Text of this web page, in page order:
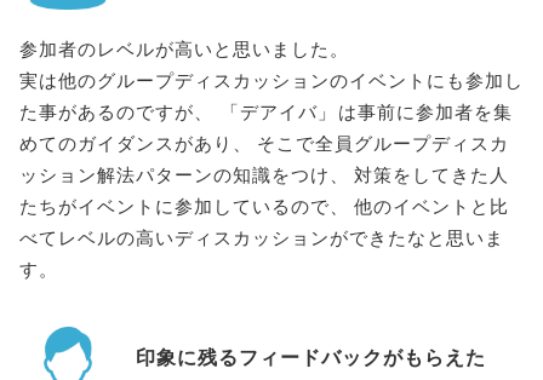
参加者のレベルが高いと思いました 。
実は他のグループディスカッションのイベントにも参加し
た事があるのですが
「デアイバ」 は事前に参加者を集
めてのガイダンスがあり
そこで全員グループディスカ
ッション解法パターンの知識をつけ
対策をしてきた人
たちがイベントに参加しているので
他のイベントと比
べてレベルの高いディスカッションができたなと思いま
す。
印象に残るフィードバックがもらえた